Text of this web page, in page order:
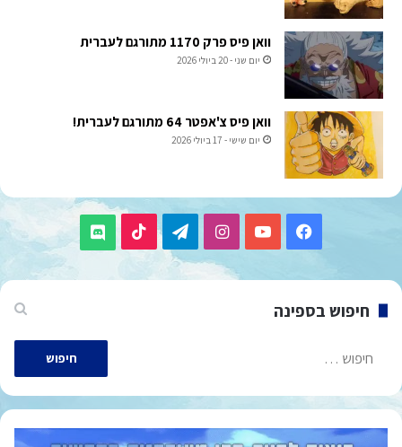
וואן פיס פרק 1170 מתורגם לעברית
יום שני - 20 ביולי 2026
וואן פיס צ'אפטר 64 מתורגם לעברית!
יום שישי - 17 ביולי 2026
Facebook
YouTube
Instagram
Telegram
TikTok
Discord
חיפוש בספינה
חיפוש: